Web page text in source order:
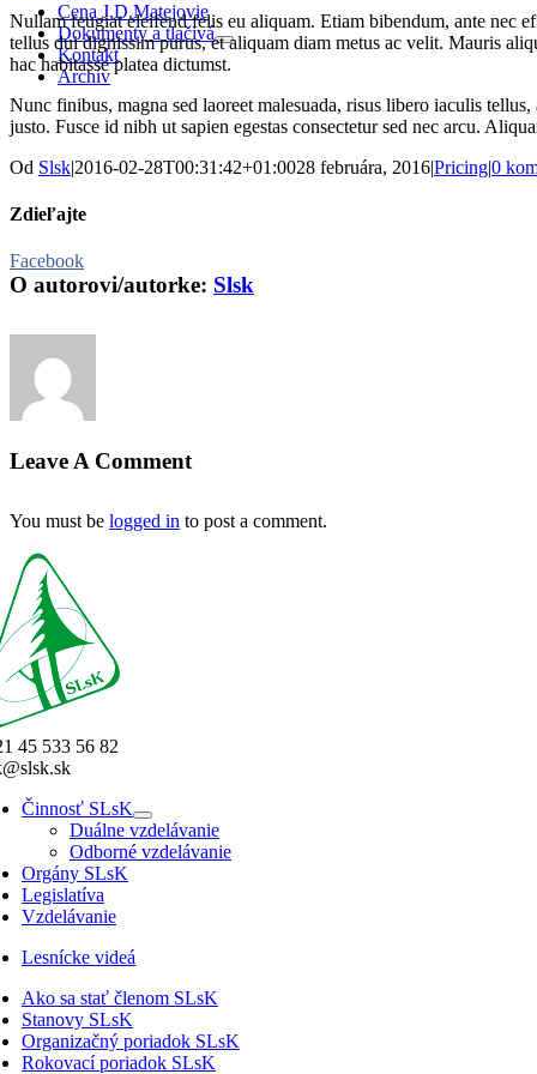
Cena J.D.Matejovie
Dokumenty a tlačivá
Kontakt
Archív
Nullam feugiat eleifend felis eu aliquam. Etiam bibendum, ante nec
tellus dui dignissim purus, et aliquam diam metus ac velit. Mauris
hac habitasse platea dictumst.
Nunc finibus, magna sed laoreet malesuada, risus libero iaculis
justo. Fusce id nibh ut sapien egestas consectetur sed nec arcu.
Od Slsk|2016-02-28T00:31:42+01:0028 februára, 2016|Pricing|0
Zdieľajte
Facebook
O autorovi/autorke: Slsk
Leave A Comment
You must be logged in to post a comment.
45 533 56 82
Činnosť SLsK
Duálne vzdelávanie
Odborné vzdelávanie
Orgány SLsK
Legislatíva
Vzdelávanie
Lesnícke videá
Ako sa stať členom SLsK
Stanovy SLsK
Organizačný poriadok SLsK
Rokovací poriadok SLsK